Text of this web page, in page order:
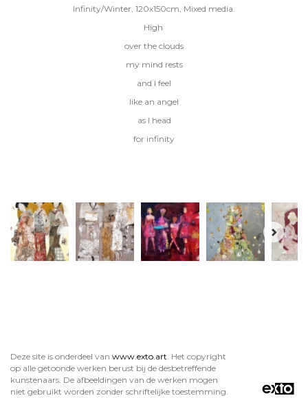
Infinity/Winter, 120x150cm, Mixed media.
High
over the clouds
my mind rests
and I feel
like an angel
as I head
for infinity
Deze site is onderdeel van www.exto.art. Het copyright
op alle getoonde werken berust bij de desbetreffende
kunstenaars. De afbeeldingen van de werken mogen
niet gebruikt worden zonder schriftelijke toestemming.